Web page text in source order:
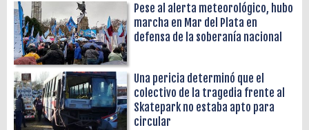
Pese al alerta meteorológico, hubo
marcha en Mar del Plata en
defensa de la soberanía nacional
Una pericia determinó que el
colectivo de la tragedia frente al
Skatepark no estaba apto para
circular